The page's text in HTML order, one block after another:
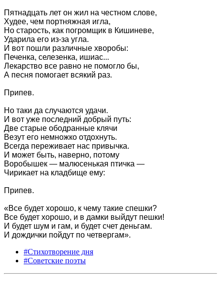
Пятнадцать лет он жил на честном слове,
Худее, чем портняжная игла,
Но старость, как погромщик в Кишиневе,
Ударила его из-за угла.
И вот пошли различные хворобы:
Печенка, селезенка, ишиас...
Лекарство все равно не помогло бы,
А песня помогает всякий раз.
Припев.
Но таки да случаются удачи.
И вот уже последний добрый путь:
Две старые ободранные клячи
Везут его немножко отдохнуть.
Всегда переживает нас привычка.
И может быть, наверно, потому
Воробышек — малюсенькая птичка —
Чирикает на кладбище ему:
Припев.
«Все будет хорошо, к чему такие спешки?
Все будет хорошо, и в дамки выйдут пешки!
И будет шум и гам, и будет счет деньгам.
И дождички пойдут по четвергам».
#Стихотворение дня
#Советские поэты